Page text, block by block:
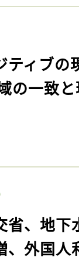
ティブの
の一致
省、地下
、外国人